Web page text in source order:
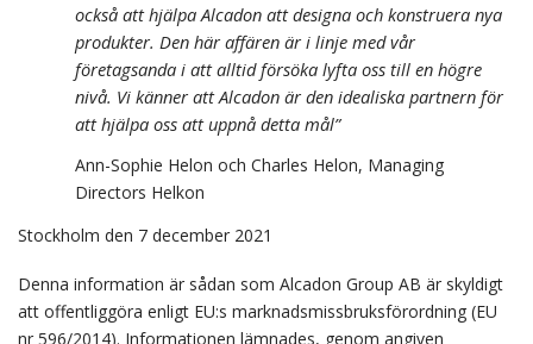
också att hjälpa Alcadon att designa och konstruera nya
produkter. Den här affären är i linje med vår
företagsanda i att alltid försöka lyfta oss till en högre
nivå. Vi känner att Alcadon är den idealiska partnern för
att hjälpa oss att uppnå detta mål”
Ann-Sophie Helon och Charles Helon, Managing
Directors Helkon
Stockholm den 7 december 2021
Denna information är sådan som Alcadon Group AB är skyldigt
att offentliggöra enligt EU:s marknadsmissbruksförordning (EU
nr 596/2014). Informationen lämnades, genom angiven